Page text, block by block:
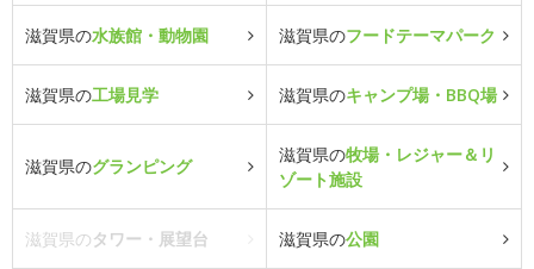
滋賀県の水族館・動物園 滋賀県のフードテーマパーク
滋賀県の工場見学 滋賀県のキャンプ場・BBQ場
滋賀県のグランピング
滋賀県の牧場・レジャー＆リ
ゾート施設
滋賀県のタワー・展望台 滋賀県の公園